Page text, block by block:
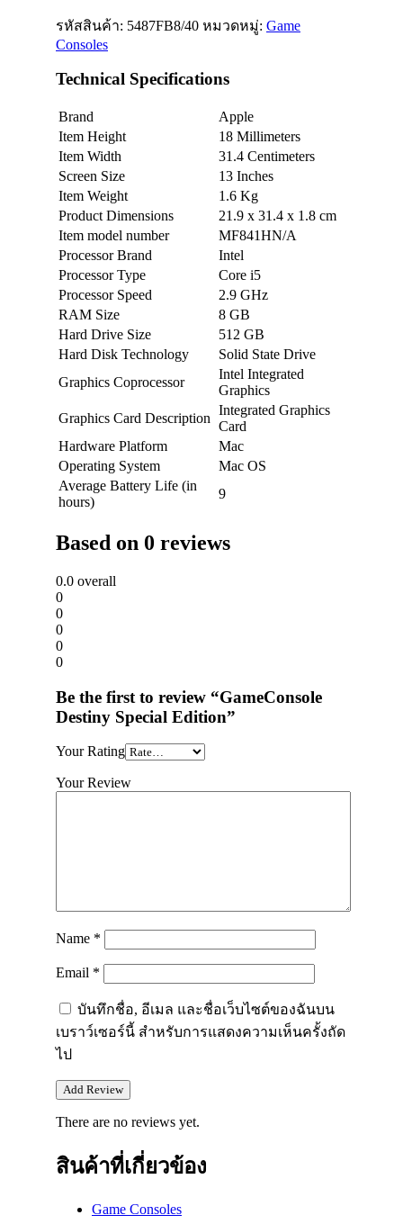
รหัสสินค้า: 5487FB8/40 หมวดหมู่: Game
Consoles
Technical Specifications
Brand
Apple
Item Height
18 Millimeters
Item Width
31.4 Centimeters
Screen Size
13 Inches
Item Weight
1.6 Kg
Product Dimensions
21.9 x 31.4 x 1.8 cm
Item model number
MF841HN/A
Processor Brand
Intel
Processor Type
Core i5
Processor Speed
2.9 GHz
RAM Size
8 GB
Hard Drive Size
512 GB
Hard Disk Technology
Solid State Drive
Graphics Coprocessor
Intel Integrated
Graphics
Graphics Card Description
Integrated Graphics
Card
Hardware Platform
Mac
Operating System
Mac OS
Average Battery Life (in
hours)
9
Based on 0 reviews
0.0 overall
0
0
0
0
0
Be the first to review “GameConsole
Destiny Special Edition”
Your Rating
Your Review
Name *
Email *
บันทึกชื่อ, อีเมล และชื่อเว็บไซต์ของฉันบน
เบราว์เซอร์นี้ สำหรับการแสดงความเห็นครั้งถัด
ไป
There are no reviews yet.
สินค้าที่เกี่ยวข้อง
Game Consoles